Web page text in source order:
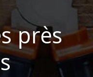
près